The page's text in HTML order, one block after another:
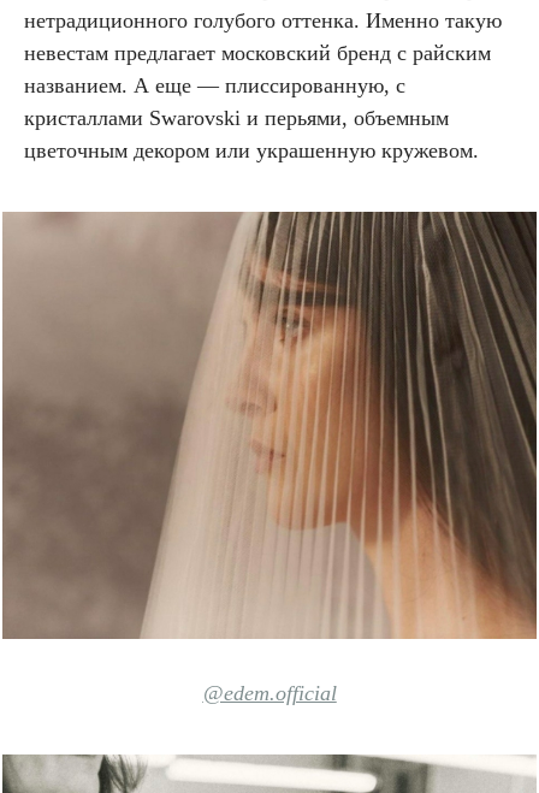
нетрадиционного голубого оттенка. Именно такую
невестам предлагает московский бренд с райским
названием. А еще — плиссированную, с
кристаллами Swarovski и перьями, объемным
цветочным декором или украшенную кружевом.
@edem.official